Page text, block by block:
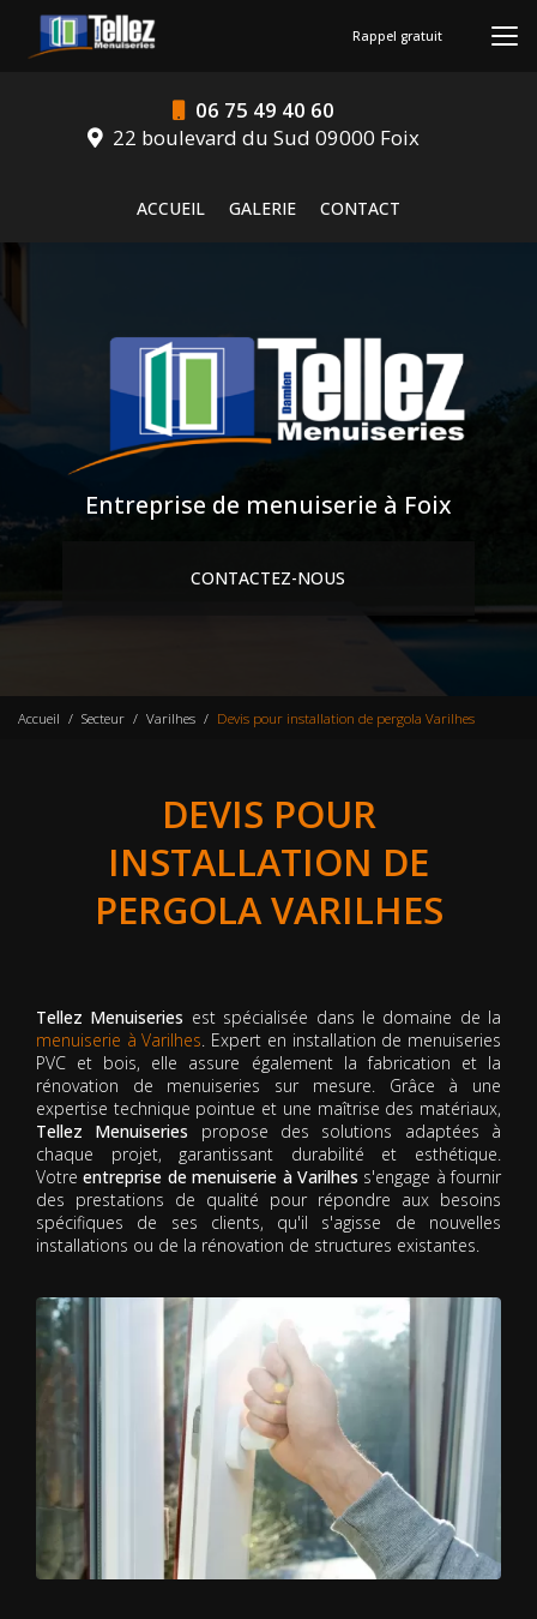
contenu
06 75 49 40 60
22 boulevard du Sud 09000 Foix
ACCUEIL
GALERIE CONTACT
Rappel gratuit
Entreprise de menuiserie à Foix
CONTACTEZ-NOUS
Accueil Secteur Varilhes Devis pour installation de pergola Varilhes
DEVIS POUR
INSTALLATION DE
PERGOLA VARILHES
Tellez Menuiseries est spécialisée dans le domaine de la
menuiserie à Varilhes. Expert en installation de menuiseries
PVC et bois, elle assure également la fabrication et la
rénovation de menuiseries sur mesure. Grâce à une
expertise technique pointue et une maîtrise des matériaux,
Tellez Menuiseries propose des solutions adaptées à
chaque projet, garantissant durabilité et esthétique.
Votreentreprise de menuiserie à Varilhes s'engage à fournir
des prestations de qualité pour répondre aux besoins
spécifiques de ses clients, qu'il s'agisse de nouvelles
installations ou de la rénovation de structures existantes.